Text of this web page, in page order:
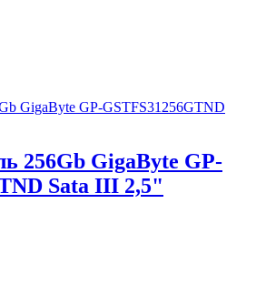
256Gb GigaByte GP-
Sata III 2,5"